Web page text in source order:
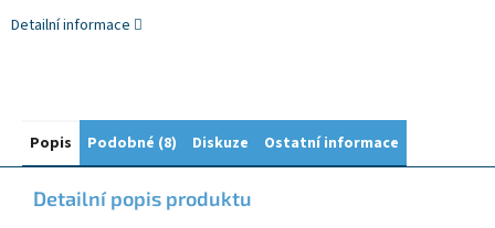
Detailní informace
Popis Podobné (8) Diskuze Ostatní informace
Detailní popis produktu